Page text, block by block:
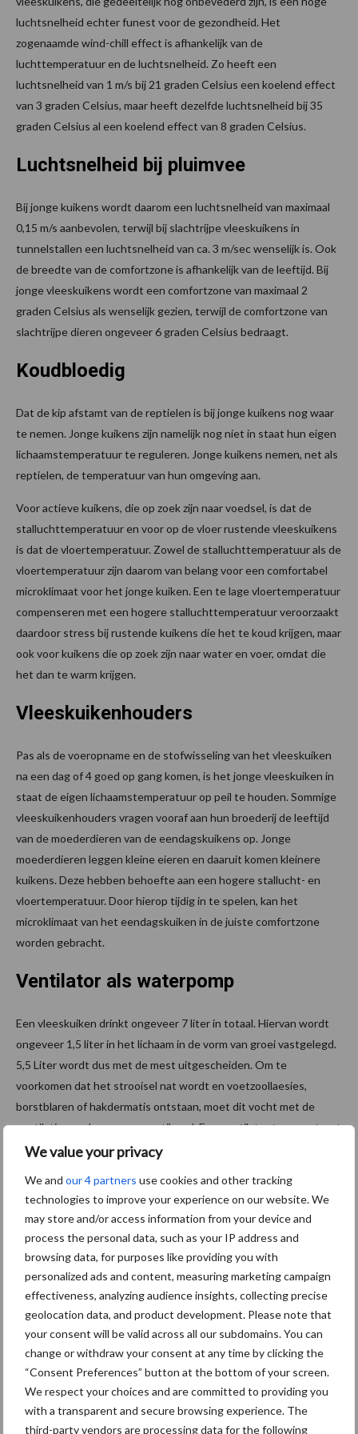
We value your privacy
We and our 4 partners use cookies and other tracking
technologies to improve your experience on our website. We
may store and/or access information from your device and
process the personal data, such as your IP address and
browsing data, for purposes like providing you with
personalized ads and content, measuring marketing campaign
effectiveness, analyzing audience insights, collecting precise
geolocation data, and product development. Please note that
your consent will be valid across all our subdomains. You can
change or withdraw your consent at any time by clicking the
“Consent Preferences” button at the bottom of your screen.
We respect your choices and are committed to providing you
with a transparent and secure browsing experience. The
third-party vendors are processing data for the following
luchtsnelheid echter funest voor de gezondheid. Het
zogenaamde wind-chill effect is afhankelijk van de
luchttemperatuur en de luchtsnelheid. Zo heeft een
luchtsnelheid van 1 m/s bij 21 graden Celsius een koelend effect
van 3 graden Celsius, maar heeft dezelfde luchtsnelheid bij 35
graden Celsius al een koelend effect van 8 graden Celsius.
Luchtsnelheid bij pluimvee
Bij jonge kuikens wordt daarom een luchtsnelheid van maximaal
0,15 m/s aanbevolen, terwijl bij slachtrijpe vleeskuikens in
tunnelstallen een luchtsnelheid van ca. 3 m/sec wenselijk is. Ook
de breedte van de comfortzone is afhankelijk van de leeftijd. Bij
jonge vleeskuikens wordt een comfortzone van maximaal 2
graden Celsius als wenselijk gezien, terwijl de comfortzone van
slachtrijpe dieren ongeveer 6 graden Celsius bedraagt.
Koudbloedig
Dat de kip afstamt van de reptielen is bij jonge kuikens nog waar
te nemen. Jonge kuikens zijn namelijk nog niet in staat hun eigen
lichaamstemperatuur te reguleren. Jonge kuikens nemen, net als
reptielen, de temperatuur van hun omgeving aan.
Voor actieve kuikens, die op zoek zijn naar voedsel, is dat de
stalluchttemperatuur en voor op de vloer rustende vleeskuikens
is dat de vloertemperatuur. Zowel de stalluchttemperatuur als de
vloertemperatuur zijn daarom van belang voor een comfortabel
microklimaat voor het jonge kuiken. Een te lage vloertemperatuur
compenseren met een hogere stalluchttemperatuur veroorzaakt
daardoor stress bij rustende kuikens die het te koud krijgen, maar
ook voor kuikens die op zoek zijn naar water en voer, omdat die
het dan te warm krijgen.
Vleeskuikenhouders
Pas als de voeropname en de stofwisseling van het vleeskuiken
na een dag of 4 goed op gang komen, is het jonge vleeskuiken in
staat de eigen lichaamstemperatuur op peil te houden. Sommige
vleeskuikenhouders vragen vooraf aan hun broederij de leeftijd
van de moederdieren van de eendagskuikens op. Jonge
moederdieren leggen kleine eieren en daaruit komen kleinere
kuikens. Deze hebben behoefte aan een hogere stallucht- en
vloertemperatuur. Door hierop tijdig in te spelen, kan het
microklimaat van het eendagskuiken in de juiste comfortzone
worden gebracht.
Ventilator als waterpomp
Een vleeskuiken drinkt ongeveer 7 liter in totaal. Hiervan wordt
ongeveer 1,5 liter in het lichaam in de vorm van groei vastgelegd.
5,5 Liter wordt dus met de mest uitgescheiden. Om te
voorkomen dat het strooisel nat wordt en voetzoollaesies,
borstblaren of hakdermatis ontstaan, moet dit vocht met de
ventilatie worden weg geventileerd. Een ventilator transporteert
dus niet alleen CO2en NH3, maar vooral H
vleeskuikens van 21 dagen leeftijd bedraagt de dagelijkse
liter als spiermassa vastgelegd. De dagelijkse groei bedraagt
namelijk ca. 70 gram, waarvan ca. 66% uit vocht bestaat. Per dag
moet dus ca. 4200 liter water met de ventilatie worden
afgevoerd. Dat is met 175 liter vocht per uur (oftewel 5 gram
water per m3lucht) meer dan menigeen zou verwachten.
Indirecte verwarming
Een optimaal microklimaat voor het vleeskuiken houdt dus in dat
het kuiken zich continu in de comfortzone bevindt. Deze